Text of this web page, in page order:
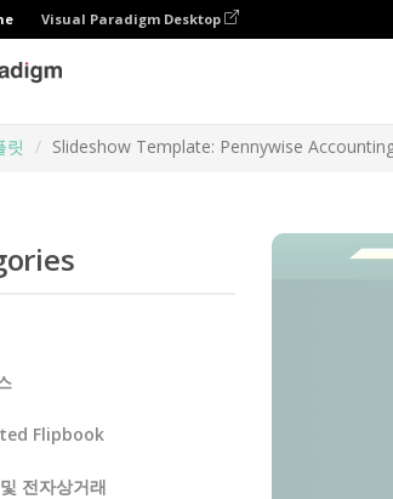
Visual Paradigm Desktop
릿 Slideshow Template: Pennywise
Flipbook
전자상거래